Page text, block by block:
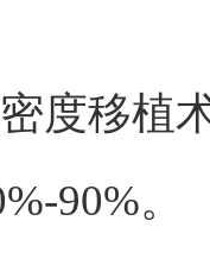
度移植
90%。